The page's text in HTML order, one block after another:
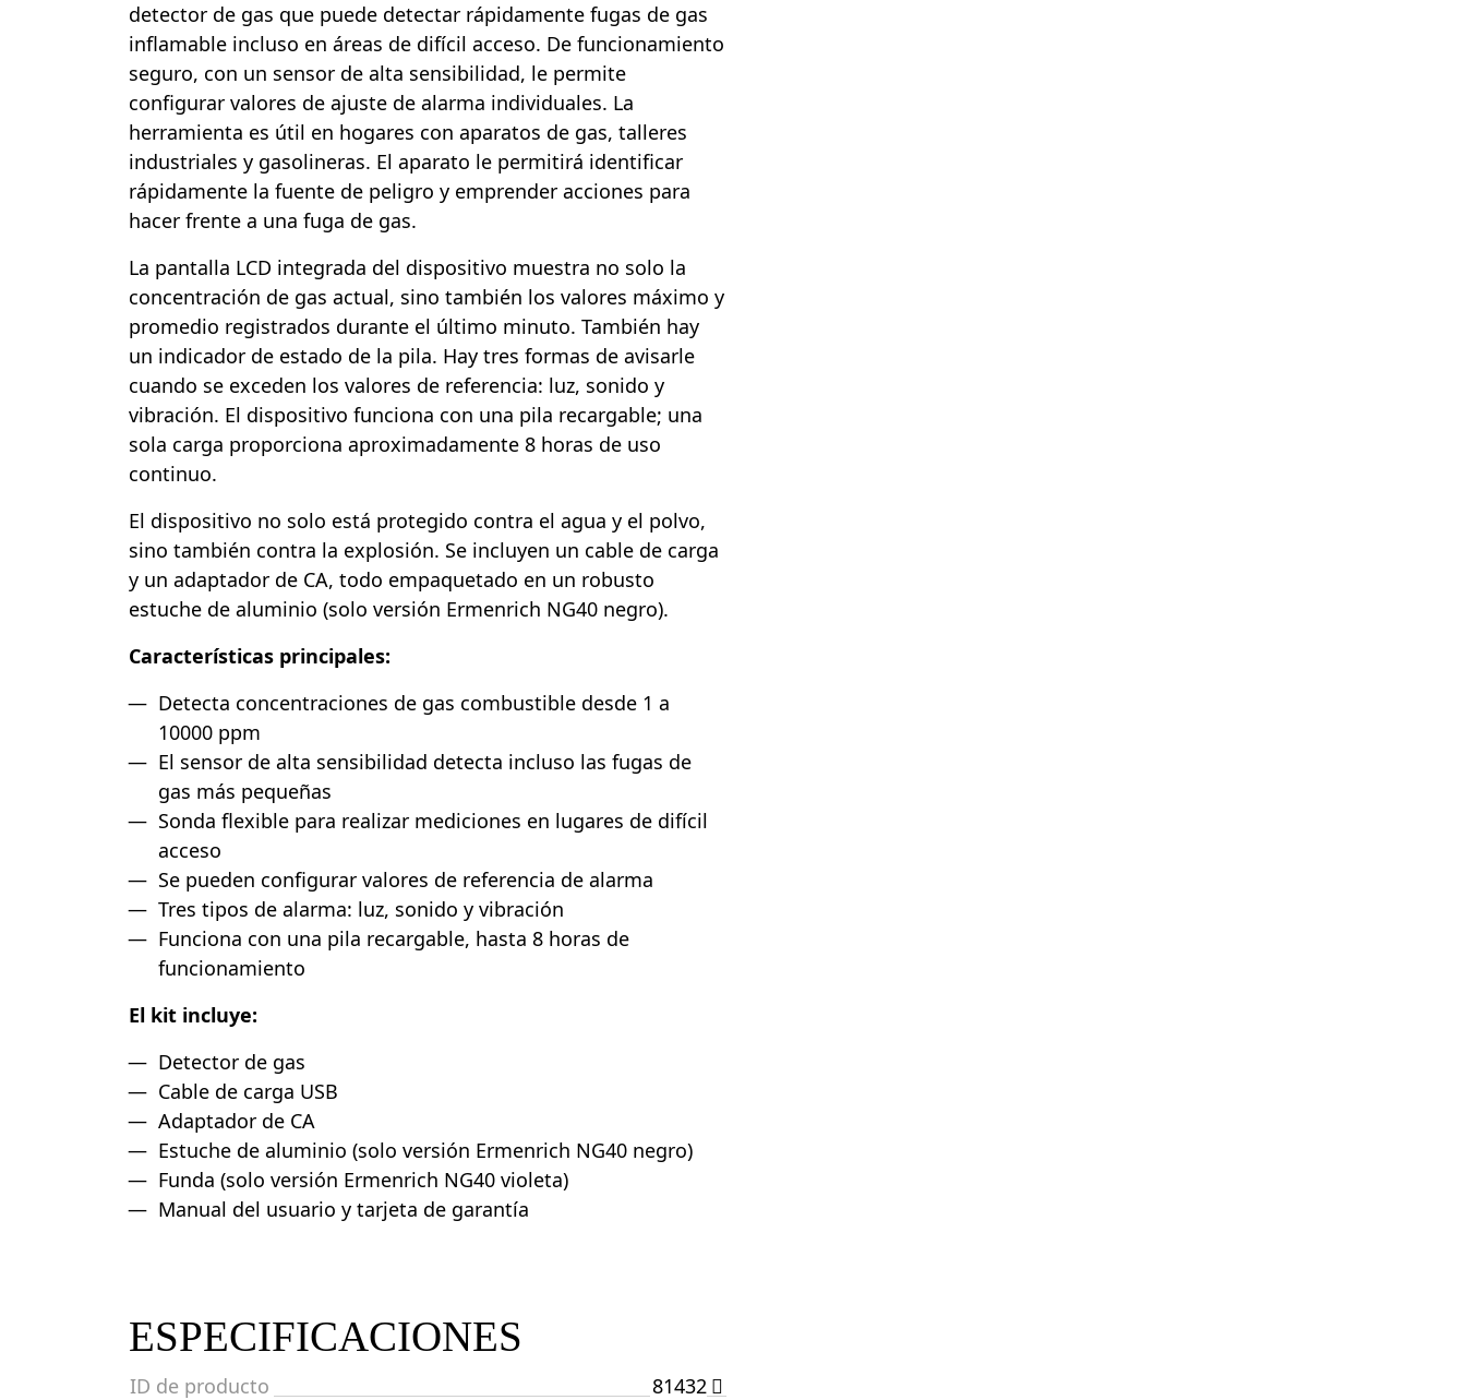
detector de gas que puede detectar rápidamente fugas de gas
inflamable incluso en áreas de difícil acceso. De funcionamiento
seguro, con un sensor de alta sensibilidad, le permite
configurar valores de ajuste de alarma individuales. La
herramienta es útil en hogares con aparatos de gas, talleres
industriales y gasolineras. El aparato le permitirá identificar
rápidamente la fuente de peligro y emprender acciones para
hacer frente a una fuga de gas.
La pantalla LCD integrada del dispositivo muestra no solo la
concentración de gas actual, sino también los valores máximo y
promedio registrados durante el último minuto. También hay
un indicador de estado de la pila. Hay tres formas de avisarle
cuando se exceden los valores de referencia: luz, sonido y
vibración. El dispositivo funciona con una pila recargable; una
sola carga proporciona aproximadamente 8 horas de uso
continuo.
El dispositivo no solo está protegido contra el agua y el polvo,
sino también contra la explosión. Se incluyen un cable de carga
y un adaptador de CA, todo empaquetado en un robusto
estuche de aluminio (solo versión Ermenrich NG40 negro).
Características principales:
Detecta concentraciones de gas combustible desde 1 a
10000 ppm
El sensor de alta sensibilidad detecta incluso las fugas de
gas más pequeñas
Sonda flexible para realizar mediciones en lugares de difícil
acceso
Se pueden configurar valores de referencia de alarma
Tres tipos de alarma: luz, sonido y vibración
Funciona con una pila recargable, hasta 8 horas de
funcionamiento
El kit incluye:
Detector de gas
Cable de carga USB
Adaptador de CA
Estuche de aluminio (solo versión Ermenrich NG40 negro)
Funda (solo versión Ermenrich NG40 violeta)
Manual del usuario y tarjeta de garantía
ESPECIFICACIONES
ID de producto
81432